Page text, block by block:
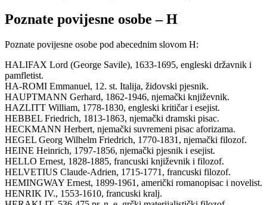
Poznate povijesne osobe – H
Poznate povijesne osobe pod abecednim slovom H:
HALIFAX Lord (George Savile), 1633-1695, engleski državnik i
pamfletist.
HA-ROMI Emmanuel, 12. st. Italija, židovski pjesnik.
HAUPTMANN Gerhard, 1862-1946, njemački književnik.
HAZLITT William, 1778-1830, engleski kritičar i esejist.
HEBBEL Friedrich, 1813-1863, njemački dramski pisac.
HECKMANN Herbert, njemački suvremeni pisac aforizama.
HEGEL Georg Wilhelm Friedrich, 1770-1831, njemački filozof.
HEINE Heinrich, 1797-1856, njemački pjesnik i esejist.
HELLO Ernest, 1828-1885, francuski književnik i filozof.
HELVETIUS Claude-Adrien, 1715-1771, francuski filozof.
HEMINGWAY Ernest, 1899-1961, američki romanopisac i novelist.
HENRIK IV., 1553-1610, francuski kralj.